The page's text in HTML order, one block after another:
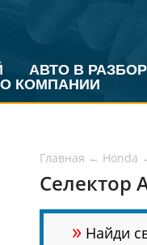
АВТО В РАЗБОР
О КОМПАНИИ
Главная ← Honda
Селектор
» Найди